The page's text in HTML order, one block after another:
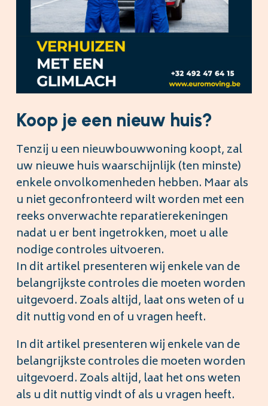
Koop je een nieuw huis?
Tenzij u een nieuwbouwwoning koopt, zal
uw nieuwe huis waarschijnlijk (ten minste)
enkele onvolkomenheden hebben. Maar als
u niet geconfronteerd wilt worden met een
reeks onverwachte reparatierekeningen
nadat u er bent ingetrokken, moet u alle
nodige controles uitvoeren.
In dit artikel presenteren wij enkele van de
belangrijkste controles die moeten worden
uitgevoerd. Zoals altijd, laat ons weten of u
dit nuttig vond en of u vragen heeft.
In dit artikel presenteren wij enkele van de
belangrijkste controles die moeten worden
uitgevoerd. Zoals altijd, laat het ons weten
als u dit nuttig vindt of als u vragen heeft.